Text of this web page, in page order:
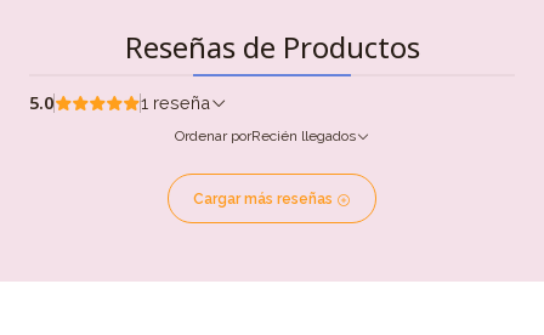
Reseñas de Productos
5.0 1 reseña
Ordenar porRecién llegados
Cargar más reseñas